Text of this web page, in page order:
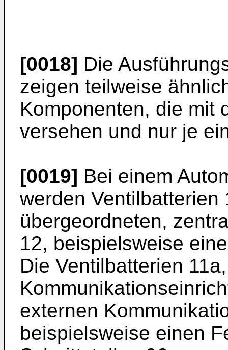
[0018] Die
zeigen teilweise
Komponenten, die mit
versehen und nur je
[0019] Bei einem
werden Ventilbatterien
übergeordneten,
12, beispielsweise
Die Ventilbatterien
externen
beispielsweise einen